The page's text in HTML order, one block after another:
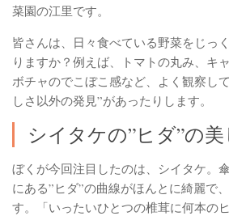
世界の菜園
菜園の江里です。
皆さんは、日々食べている野菜をじっ
りますか？例えば、トマトの丸み、キ
ボチャのでこぼこ感など、よく観察し
しさ以外の発見”があったりします。
シイタケの”ヒダ”の美
ぼくが今回注目したのは、シイタケ。
にある”ヒダ”の曲線がほんとに綺麗で
す。「いったいひとつの椎茸に何本の